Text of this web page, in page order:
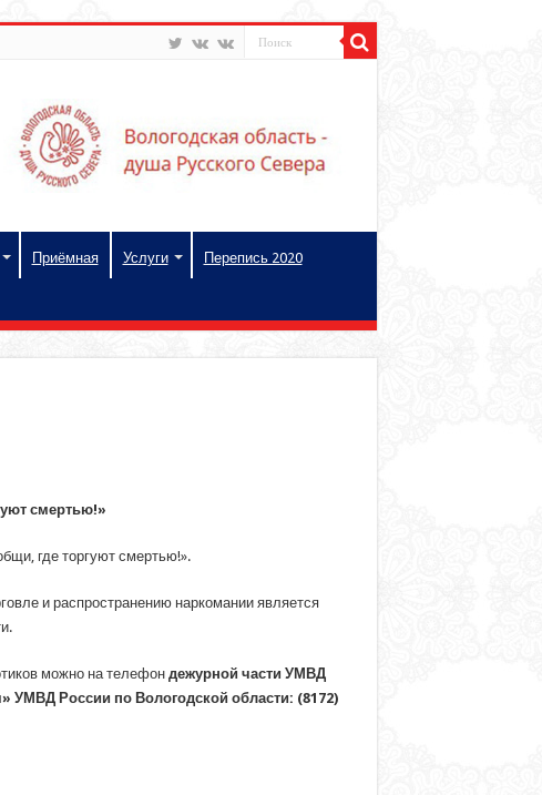
Приёмная Услуги Перепись 2020
смертью!»
где торгуют смертью!».
и распространению наркомании является
можно на телефон дежурной части УМВД
УМВД России по Вологодской области: (8172)